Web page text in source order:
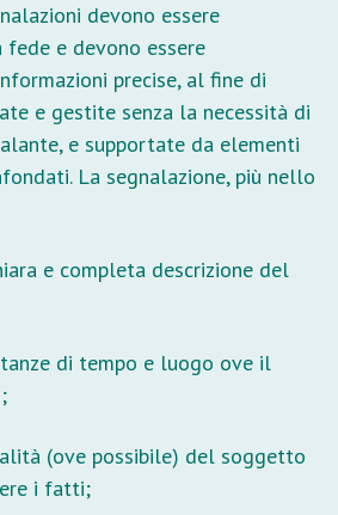
devono essere
e devono essere
precise, al fine di
e gestite senza la necessità di
e supportate da elementi
La segnalazione, più nello
e completa descrizione del
di tempo e luogo ove il
(ove possibile) del soggetto
i fatti;